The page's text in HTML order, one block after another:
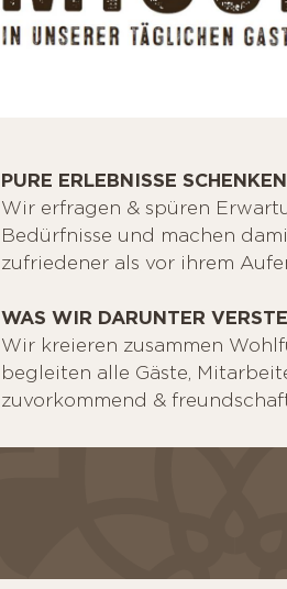
PURE ERLEBNISSE SCHENKEN
Wir erfragen & spüren
Bedürfnisse und machen
zufriedener als vor ihrem
WAS WIR DARUNTER
Wir kreieren zusammen
begleiten alle Gäste,
zuvorkommend &